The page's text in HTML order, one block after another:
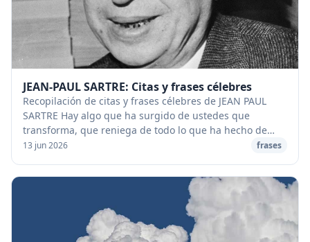
JEAN-PAUL SARTRE: Citas y frases célebres
Recopilación de citas y frases célebres de JEAN PAUL
SARTRE Hay algo que ha surgido de ustedes que
transforma, que reniega de todo lo que ha hecho de
nuestra sociedad lo que es: se trata de lo que lla...
13 jun 2026 frases